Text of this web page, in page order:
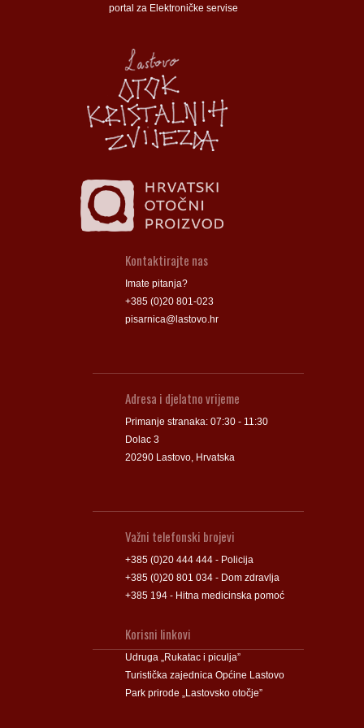
Groblje
Groblje
portal za Elektroničke servise
Kontaktirajte nas
Imate pitanja?
+385 (0)20 801-023
pisarnica@lastovo.hr
Adresa i djelatno vrijeme
Primanje stranaka: 07:30 - 11:30
Dolac 3
20290 Lastovo, Hrvatska
Važni telefonski brojevi
+385 (0)20 444 444 - Policija
+385 (0)20 801 034 - Dom zdravlja
+385 194 - Hitna medicinska pomoć
Korisni linkovi
Udruga „Rukatac i piculja”
Turistička zajednica Općine Lastovo
Park prirode „Lastovsko otočje”